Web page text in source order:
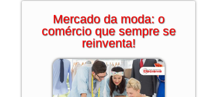
Mercado da moda: o
comércio que sempre se
reinventa!